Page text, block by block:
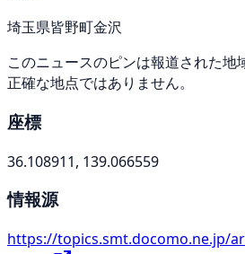
埼玉県皆野町金沢
このニュースのピンは報道された地
正確な地点ではありません。
座標
36.108911, 139.066559
情報源
https://topics.smt.docomo.ne.jp/